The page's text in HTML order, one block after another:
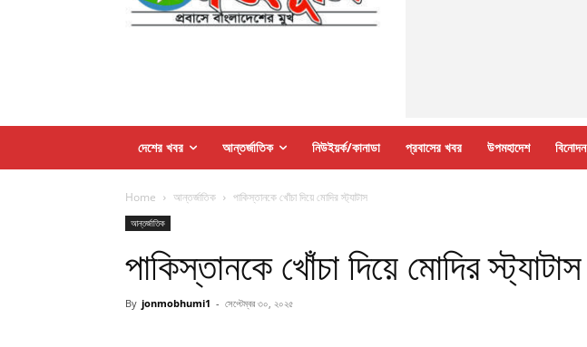
দেশের খবর আন্তর্জাতিক নিউইয়র্ক/কানাডা প্রবাসের খবর উপমহাদেশ বিনোদন
Home আন্তর্জাতিক পাকিস্তানকে খোঁচা দিয়ে মোদির স্ট্যাটাস
আন্তর্জাতিক
পাকিস্তানকে খোঁচা দিয়ে মোদির স্ট্যাটাস
By jonmobhumi1 - সেপ্টেম্বর ৩০, ২০২৫